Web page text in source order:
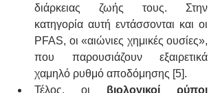
διάρκειας ζωής τους. Στην
κατηγορία αυτή εντάσσονται και οι
PFAS, οι «αιώνιες χημικές ουσίες»,
που παρουσιάζουν εξαιρετικά
χαμηλό ρυθμό αποδόμησης [5].
Τέλος, οι βιολογικοί ρύποι